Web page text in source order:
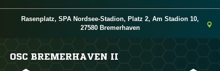
Rasenplatz, SPA Nordsee-Stadion, Platz 2, Am Stadion 10,
27580 Bremerhaven
OSC BREMERHAVEN II